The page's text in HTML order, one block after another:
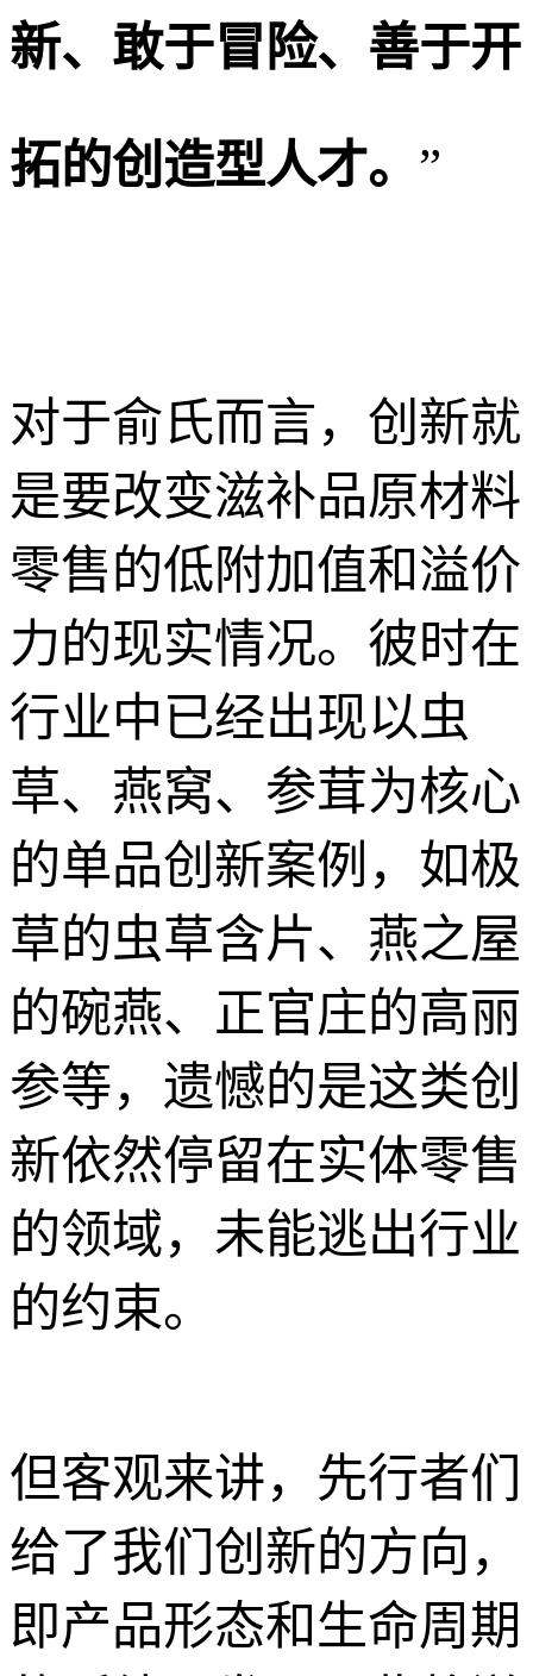
新、敢于冒险、善于开
拓的创造型人才。 ”
对于俞氏而言，创新就
是要改变滋补品原材料
零售的低附加值和溢价
力的现实情况。彼时在
行业中已经出现以虫
草、燕窝、参茸为核心
的单品创新案例，如极
草的虫草含片、燕之屋
的碗燕、正官庄的高丽
参等，遗憾的是这类创
新依然停留在实体零售
的领域，未能逃出行业
的约束。
但客观来讲，先行者们
给了我们创新的方向，
即产品形态和生命周期